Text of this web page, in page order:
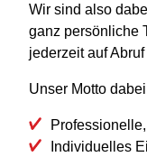
Wir sind also
ganz persönliche
jederzeit auf Abruf
Unser Motto
Individuelles